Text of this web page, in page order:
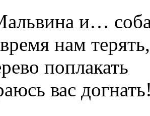
и…
нам терять,
поплакать
вас